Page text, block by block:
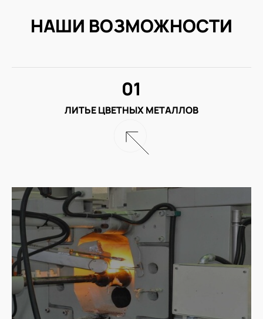
НАШИ ВОЗМОЖНОСТИ
ЛИТЬЕ ЦВЕТНЫХ МЕТАЛЛОВ
01